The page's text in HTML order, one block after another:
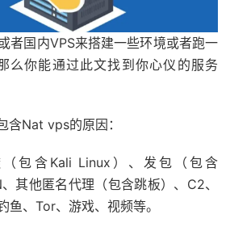
者国内VPS来搭建一些环境或者跑一
么你能通过此文找到你心仪的服务
含Nat vps的原因：
包含Kali Linux）、发包（包含
其他匿名代理（包含跳板）、C2、
鱼、Tor、游戏、视频等。